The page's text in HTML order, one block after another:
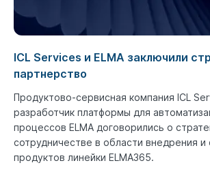
ICL Services и ELMA заключили
партнерство
Продуктово-сервисная компания ICL
разработчик платформы для
процессов ELMA договорились о
сотрудничестве в области внедрения
продуктов линейки ELMA365.